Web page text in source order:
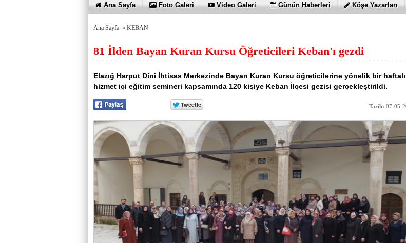
Ana Sayfa Foto Galeri Video Galeri Günün Haberleri Köşe Yazarları
Ana Sayfa » KEBAN
81 İlden Bayan Kuran Kursu Öğreticileri Keban'ı gezdi
Elazığ Harput Dini İhtisas Merkezinde Bayan Kuran Kursu öğreticilerine yönelik bir
hizmet içi eğitim semineri kapsamında 120 kişiye Keban İlçesi gezisi gerçekleştirildi.
Tarih: 07-05-